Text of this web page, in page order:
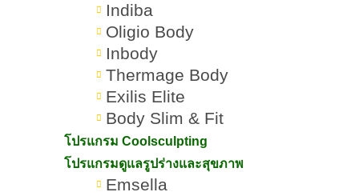
Indiba
Oligio Body
Inbody
Thermage Body
Exilis Elite
Body Slim & Fit
โปรแกรม Coolsculpting
โปรแกรมดูแลรูปร่างและสุขภาพ
Emsella
โปรแกรม Thermage คืออะไร
กี่วันถึงเห็นผล ยกกระชับได้จริง